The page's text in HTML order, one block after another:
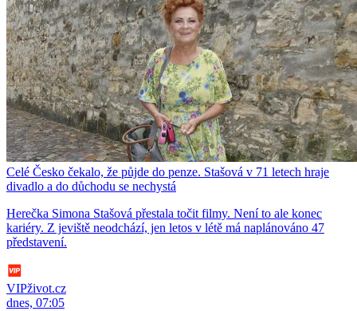
Celé Česko čekalo, že půjde do penze. Stašová v 71 letech hraje
divadlo a do důchodu se nechystá
Herečka Simona Stašová přestala točit filmy. Není to ale konec
kariéry. Z jeviště neodchází, jen letos v létě má naplánováno 47
představení.
VIPživot.cz
dnes, 07:05